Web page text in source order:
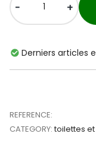
- +
Derniers articles
REFERENCE:
CATEGORY: toilettes